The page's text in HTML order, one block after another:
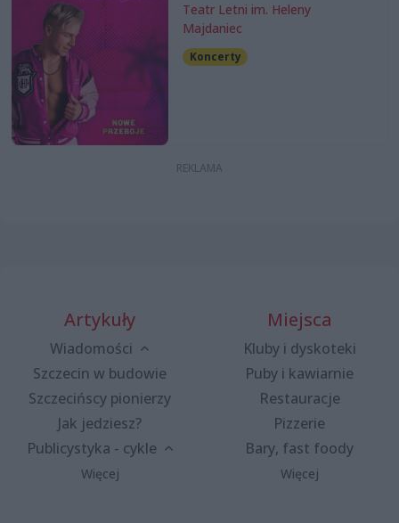
Teatr Letni im. Heleny
Majdaniec
Koncerty
Artykuły
Wiadomości
Szczecin w budowie
Szczecińscy pionierzy
Jak jedziesz?
Publicystyka - cykle
Więcej
Miejsca
Kluby i dyskoteki
Puby i kawiarnie
Restauracje
Pizzerie
Bary, fast foody
Więcej